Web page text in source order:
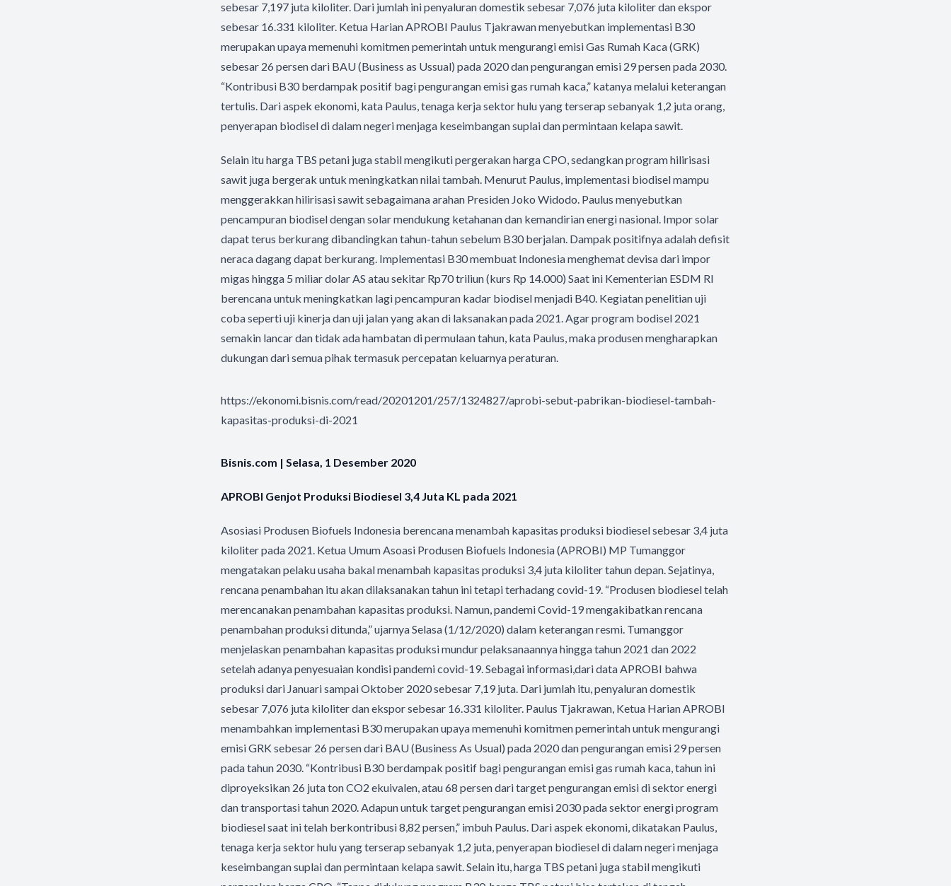
sebesar 7,197 juta kiloliter. Dari jumlah ini penyaluran domestik sebesar 7,076 juta kiloliter dan ekspor
sebesar 16.331 kiloliter. Ketua Harian APROBI Paulus Tjakrawan menyebutkan implementasi B30
merupakan upaya memenuhi komitmen pemerintah untuk mengurangi emisi Gas Rumah Kaca (GRK)
sebesar 26 persen dari BAU (Business as Ussual) pada 2020 dan pengurangan emisi 29 persen pada 2030.
“Kontribusi B30 berdampak positif bagi pengurangan emisi gas rumah kaca,” katanya melalui keterangan
tertulis. Dari aspek ekonomi, kata Paulus, tenaga kerja sektor hulu yang terserap sebanyak 1,2 juta orang,
penyerapan biodisel di dalam negeri menjaga keseimbangan suplai dan permintaan kelapa sawit.
Selain itu harga TBS petani juga stabil mengikuti pergerakan harga CPO, sedangkan program hilirisasi
sawit juga bergerak untuk meningkatkan nilai tambah. Menurut Paulus, implementasi biodisel mampu
menggerakkan hilirisasi sawit sebagaimana arahan Presiden Joko Widodo. Paulus menyebutkan
pencampuran biodisel dengan solar mendukung ketahanan dan kemandirian energi nasional. Impor solar
dapat terus berkurang dibandingkan tahun-tahun sebelum B30 berjalan. Dampak positifnya adalah defisit
neraca dagang dapat berkurang. Implementasi B30 membuat Indonesia menghemat devisa dari impor
migas hingga 5 miliar dolar AS atau sekitar Rp70 triliun (kurs Rp 14.000) Saat ini Kementerian ESDM RI
berencana untuk meningkatkan lagi pencampuran kadar biodisel menjadi B40. Kegiatan penelitian uji
coba seperti uji kinerja dan uji jalan yang akan di laksanakan pada 2021. Agar program bodisel 2021
semakin lancar dan tidak ada hambatan di permulaan tahun, kata Paulus, maka produsen mengharapkan
dukungan dari semua pihak termasuk percepatan keluarnya peraturan.
https://ekonomi.bisnis.com/read/20201201/257/1324827/aprobi-sebut-pabrikan-biodiesel-tambah-
kapasitas-produksi-di-2021
Bisnis.com | Selasa, 1 Desember 2020
APROBI Genjot Produksi Biodiesel 3,4 Juta KL pada 2021
Asosiasi Produsen Biofuels Indonesia berencana menambah kapasitas produksi biodiesel sebesar 3,4 juta
kiloliter pada 2021. Ketua Umum Asoasi Produsen Biofuels Indonesia (APROBI) MP Tumanggor
mengatakan pelaku usaha bakal menambah kapasitas produksi 3,4 juta kiloliter tahun depan. Sejatinya,
rencana penambahan itu akan dilaksanakan tahun ini tetapi terhadang covid-19. “Produsen biodiesel telah
merencanakan penambahan kapasitas produksi. Namun, pandemi Covid-19 mengakibatkan rencana
penambahan produksi ditunda,” ujarnya Selasa (1/12/2020) dalam keterangan resmi. Tumanggor
menjelaskan penambahan kapasitas produksi mundur pelaksanaannya hingga tahun 2021 dan 2022
setelah adanya penyesuaian kondisi pandemi covid-19. Sebagai informasi,dari data APROBI bahwa
produksi dari Januari sampai Oktober 2020 sebesar 7,19 juta. Dari jumlah itu, penyaluran domestik
sebesar 7,076 juta kiloliter dan ekspor sebesar 16.331 kiloliter. Paulus Tjakrawan, Ketua Harian APROBI
menambahkan implementasi B30 merupakan upaya memenuhi komitmen pemerintah untuk mengurangi
emisi GRK sebesar 26 persen dari BAU (Business As Usual) pada 2020 dan pengurangan emisi 29 persen
pada tahun 2030. “Kontribusi B30 berdampak positif bagi pengurangan emisi gas rumah kaca, tahun ini
diproyeksikan 26 juta ton CO2 ekuivalen, atau 68 persen dari target pengurangan emisi di sektor energi
dan transportasi tahun 2020. Adapun untuk target pengurangan emisi 2030 pada sektor energi program
biodiesel saat ini telah berkontribusi 8,82 persen,” imbuh Paulus. Dari aspek ekonomi, dikatakan Paulus,
tenaga kerja sektor hulu yang terserap sebanyak 1,2 juta, penyerapan biodiesel di dalam negeri menjaga
keseimbangan suplai dan permintaan kelapa sawit. Selain itu, harga TBS petani juga stabil mengikuti